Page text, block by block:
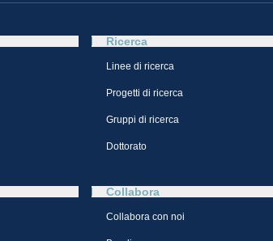
Ricerca
Linee di ricerca
Progetti di ricerca
Gruppi di ricerca
Dottorato
Collabora
Collabora con noi